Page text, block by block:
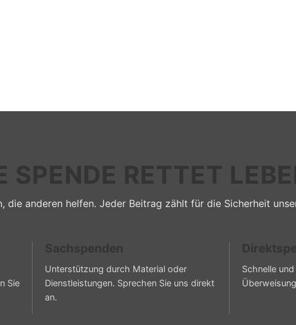
SPENDE RETTET
die anderen helfen. Jeder Beitrag zählt für die Sicherheit
Sie
Sachspenden
Unterstützung durch Material oder
Dienstleistungen. Sprechen Sie uns direkt
an.
Schnelle